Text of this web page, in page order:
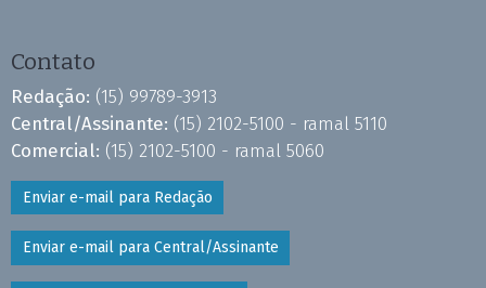
Contato
Redação: (15) 99789-3913
Central/Assinante: (15) 2102-5100 - ramal 5110
Comercial: (15) 2102-5100 - ramal 5060
Enviar e-mail para Redação
Enviar e-mail para Central/Assinante